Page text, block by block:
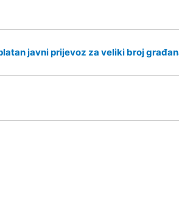
javni prijevoz za veliki broj